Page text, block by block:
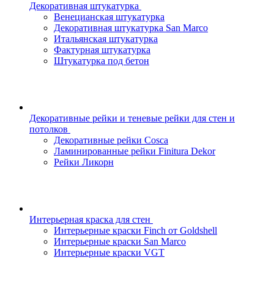
Декоративная штукатурка
Венецианская штукатурка
Декоративная штукатурка San Marco
Итальянская штукатурка
Фактурная штукатурка
Штукатурка под бетон
Декоративные рейки и теневые рейки для стен и
потолков
Декоративные рейки Cosca
Ламинированные рейки Finitura Dekor
Рейки Ликорн
Интерьерная краска для стен
Интерьерные краски Finch от Goldshell
Интерьерные краски San Marco
Интерьерные краски VGT